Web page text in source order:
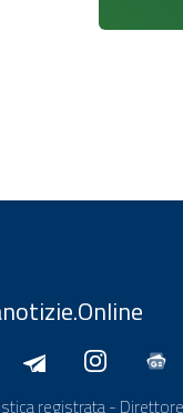
registrata -